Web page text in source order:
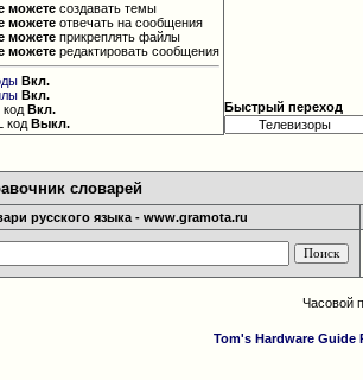
можете создавать темы
можете отвечать на сообщения
можете прикреплять файлы
можете редактировать сообщения
Вкл.
Вкл.
кодВкл.
кодВыкл.
Быстрый переход
словарей
русского языка - www.gramota.ru
Часовой
Tom's Hardware Guide